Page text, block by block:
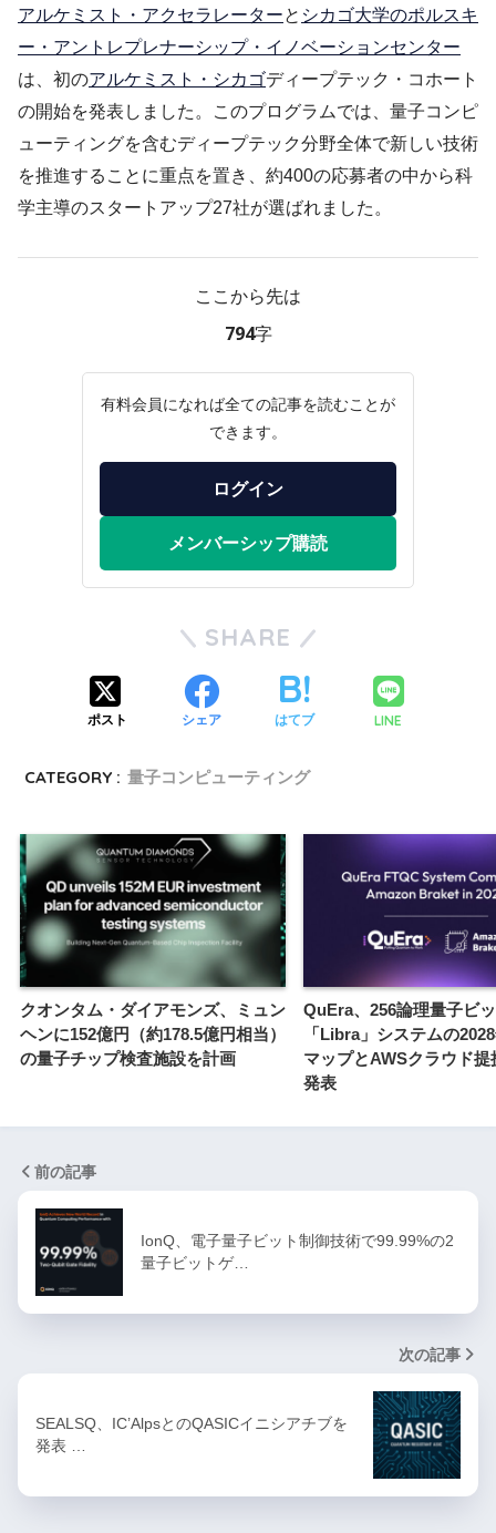
アルケミスト・アクセラレーターと シカゴ大学のポルスキ
ー・アントレプレナーシップ・イノベーションセンター
は、初のアルケミスト・シカゴディープテック・コホート
の開始を発表しました。このプログラムでは、量子コンピ
ューティングを含むディープテック分野全体で新しい技術
を推進することに重点を置き、約400の応募者の中から科
学主導のスタートアップ27社が選ばれました。
ここから先は
794字
有料会員になれば全ての記事を読むことが
できます。
ログイン
メンバーシップ購読
SHARE
ポスト シェア はてブ LINE
CATEGORY : 量子コンピューティング
クオンタム・ダイアモンズ、ミュン
ヘンに152億円（約178.5億円相当）
の量子チップ検査施設を計画
QuEra、256論理量子ビ
「Libra」システムの
マップとAWSクラウド提
発表
前の記事
IonQ、電子量子ビット制御技術で99.99%の2
量子ビットゲ…
次の記事
SEALSQ、IC’AlpsとのQASICイニシアチブを
発表 …